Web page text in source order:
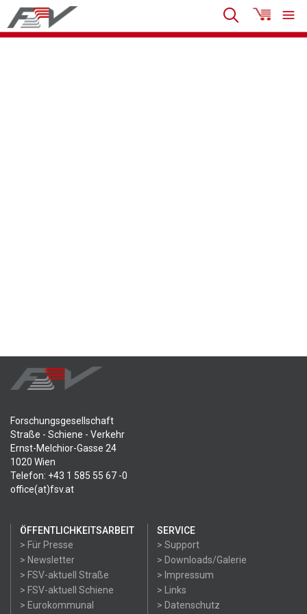
Forschungsgesellschaft
Straße - Schiene - Verkehr
Ernst-Melchior-Gasse 24
1020 Wien
Telefon: +43 1 585 55 67 -0
office(at)fsv.at
ÖFFENTLICHKEITSARBEIT
> Für Presse
> Newsletter
> FSV-aktuell Straße
> FSV-aktuell Schiene
> Eurokommunal
SERVICE
> Support
> Downloads/Galerie
> Impressum
> Links
> Datenschutz